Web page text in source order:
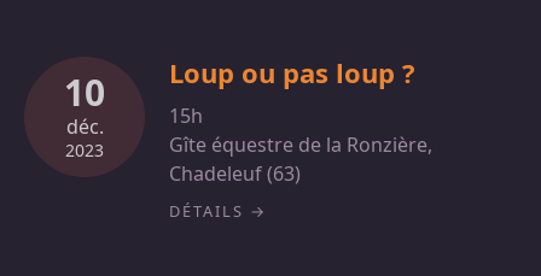
10
déc.
2023
Loup ou pas loup ?
15h
Gîte équestre de la Ronzière,
Chadeleuf (63)
DÉTAILS